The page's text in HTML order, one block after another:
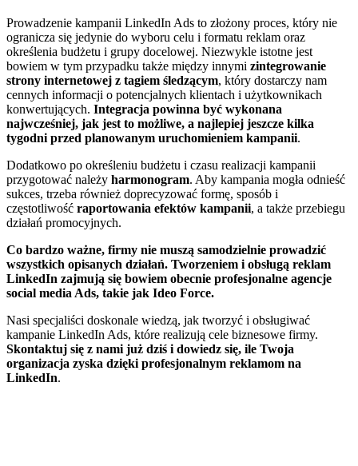
Prowadzenie kampanii LinkedIn Ads to złożony proces, który nie
ogranicza się jedynie do wyboru celu i formatu reklam oraz
określenia budżetu i grupy docelowej. Niezwykle istotne jest
bowiem w tym przypadku także między innymi zintegrowanie
strony internetowej z tagiem śledzącym, który dostarczy nam
cennych informacji o potencjalnych klientach i użytkownikach
konwertujących. Integracja powinna być wykonana
najwcześniej, jak jest to możliwe, a najlepiej jeszcze kilka
tygodni przed planowanym uruchomieniem kampanii.
Dodatkowo po określeniu budżetu i czasu realizacji kampanii
przygotować należy harmonogram. Aby kampania mogła odnieść
sukces, trzeba również doprecyzować formę, sposób i
częstotliwość raportowania efektów kampanii, a także przebiegu
działań promocyjnych.
Co bardzo ważne, firmy nie muszą samodzielnie prowadzić
wszystkich opisanych działań. Tworzeniem i obsługą reklam
LinkedIn zajmują się bowiem obecnie profesjonalne agencje
social media Ads, takie jak Ideo Force.
Nasi specjaliści doskonale wiedzą, jak tworzyć i obsługiwać
kampanie LinkedIn Ads, które realizują cele biznesowe firmy.
Skontaktuj się z nami już dziś i dowiedz się, ile Twoja
organizacja zyska dzięki profesjonalnym reklamom na
LinkedIn.